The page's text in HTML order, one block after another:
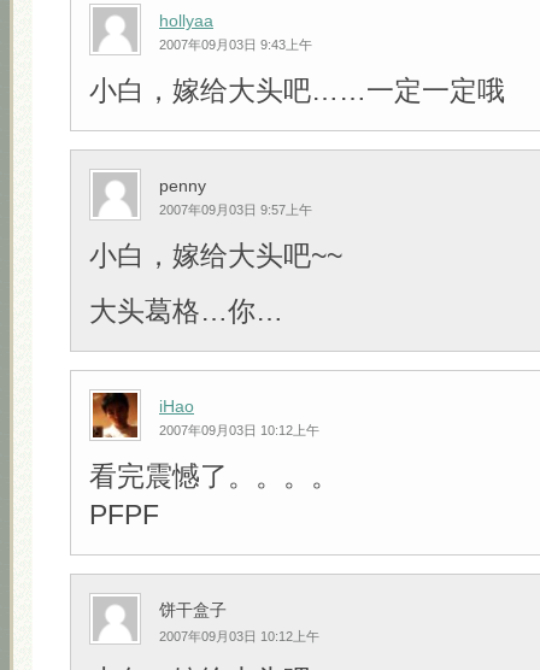
hollyaa
2007年09月03日 9:43上午
小白，嫁给大头吧……一定一定哦
penny
2007年09月03日 9:57上午
小白，嫁给大头吧~~
大头葛格…你…
iHao
2007年09月03日 10:12上午
看完震憾了。。。。
PFPF
饼干盒子
2007年09月03日 10:12上午